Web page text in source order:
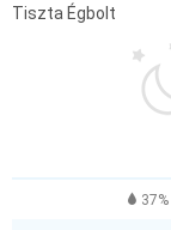
Tiszta Égbolt
37%